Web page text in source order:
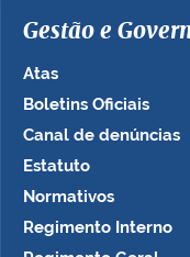
Gestão e
Atas
Boletins Oficiais
Canal de denúncias
Estatuto
Normativos
Regimento Interno